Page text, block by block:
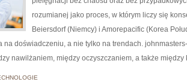
rozumianej jako proces, w którym liczy się
Beiersdorf (Niemcy) i Amorepacific (Korea
na doświadczeniu, a nie tylko na trendach.
nawilżaniem, między oczyszczaniem, a także